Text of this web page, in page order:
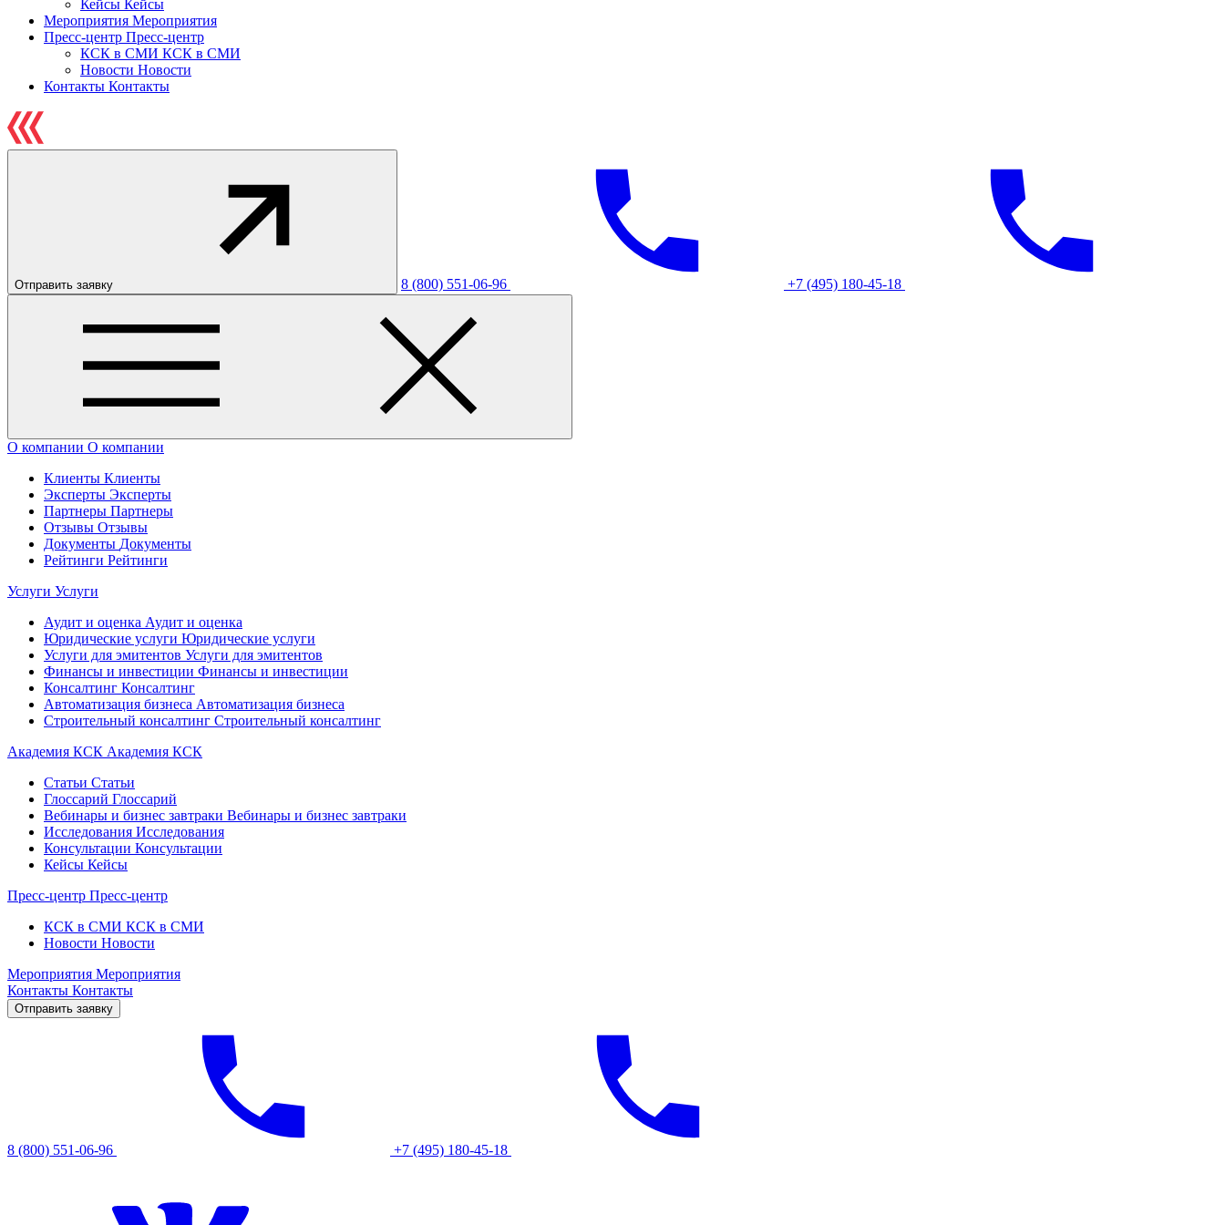
Кейсы Кейсы
Мероприятия Мероприятия
Пресс-центр Пресс-центр
КСК в СМИ КСК в СМИ
Новости Новости
Контакты Контакты
Отправить заявку 8 (800) 551-06-96 +7 (495) 180-45-18
О компании О компании
Клиенты Клиенты
Эксперты Эксперты
Партнеры Партнеры
Отзывы Отзывы
Документы Документы
Рейтинги Рейтинги
Услуги Услуги
Аудит и оценка Аудит и оценка
Юридические услуги Юридические услуги
Услуги для эмитентов Услуги для эмитентов
Финансы и инвестиции Финансы и инвестиции
Консалтинг Консалтинг
Автоматизация бизнеса Автоматизация бизнеса
Строительный консалтинг Строительный консалтинг
Академия КСК Академия КСК
Статьи Статьи
Глоссарий Глоссарий
Вебинары и бизнес завтраки Вебинары и бизнес завтраки
Исследования Исследования
Консультации Консультации
Кейсы Кейсы
Пресс-центр Пресс-центр
КСК в СМИ КСК в СМИ
Новости Новости
Мероприятия Мероприятия
Контакты Контакты
Отправить заявку
8 (800) 551-06-96 +7 (495) 180-45-18